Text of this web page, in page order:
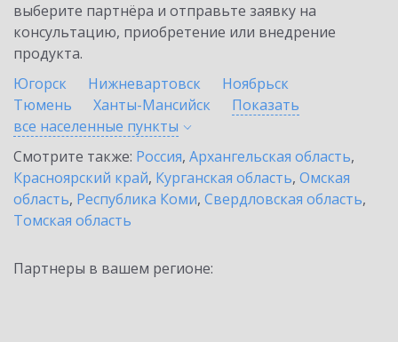
выберите партнёра и отправьте заявку на
консультацию, приобретение или внедрение
продукта.
Югорск
Нижневартовск
Ноябрьск
Тюмень
Ханты-Мансийск
Показать
все населенные пункты
Смотрите также: Россия, Архангельская область,
Красноярский край, Курганская область, Омская
область, Республика Коми, Свердловская область,
Томская область
Партнеры в вашем регионе: